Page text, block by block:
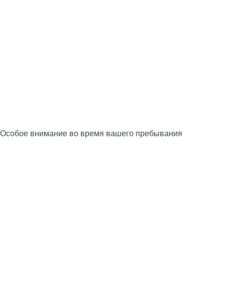
Особое внимание во время вашего пребывания